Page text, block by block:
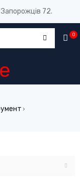
72.
0
›